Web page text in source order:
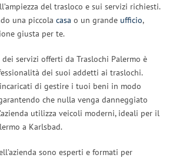
del trasloco e sui servizi richiesti.
una piccola casa o un grande ufficio,
giusta per te.
servizi offerti da Traslochi Palermo è
dei suoi addetti ai traslochi.
di gestire i tuoi beni in modo
che nulla venga danneggiato
utilizza veicoli moderni, ideali per il
a Karlsbad.
sono esperti e formati per